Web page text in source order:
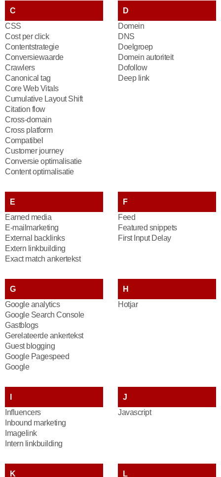
C
CSS
Cost per click
Contentstrategie
Conversiewaarde
Crawlers
Canonical tag
Core Web Vitals
Cumulative Layout Shift
Citation flow
Cross-domain
Cross platform
Compatibel
Customer journey
Conversie optimalisatie
Content optimalisatie
D
Domein
DNS
Doelgroep
Domein autoriteit
Dofollow
Deep link
E
Earned media
E-mailmarketing
External backlinks
Extern linkbuilding
Exact match ankertekst
F
Feed
Featured snippets
First Input Delay
G
Google analytics
Google Search Console
Gastblogs
Gerelateerde ankertekst
Guest blogging
Google Pagespeed
Google
H
Hotjar
Influencers
Inbound marketing
Imagelink
Intern linkbuilding
J
Javascript
K L